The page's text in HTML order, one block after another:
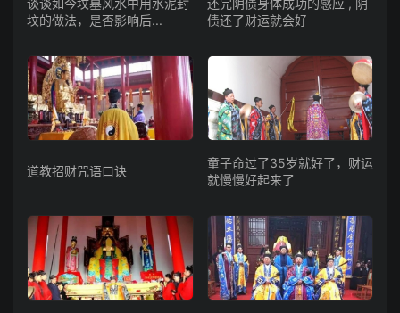
坟的做法，是否影响后...
债还了财运就会好
道教招财咒语口诀
童子命过了35岁就好了，财运
就慢慢好起来了